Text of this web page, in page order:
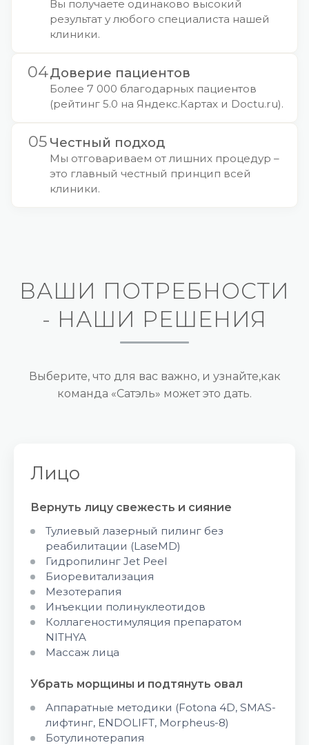
Вы получаете одинаково высокий
результат у любого специалиста нашей
клиники.
04Доверие пациентов
Более 7 000 благодарных пациентов
(рейтинг 5.0 на Яндекс.Картах и Doctu.ru).
05 Честный подход
Мы отговариваем от лишних процедур –
это главный честный принцип всей
клиники.
ВАШИ ПОТРЕБНОСТИ
- НАШИ РЕШЕНИЯ
Выберите, что для вас важно, и узнайте,как
команда «Сатэль» может это дать.
Лицо
Вернуть лицу свежесть и сияние
Тулиевый лазерный пилинг без
реабилитации (LaseMD)
Гидропилинг Jet Peel
Биоревитализация
Мезотерапия
Инъекции полинуклеотидов
Коллагеностимуляция препаратом
NITHYA
Массаж лица
Убрать морщины и подтянуть овал
Аппаратные методики (Fotona 4D, SMAS-
лифтинг, ENDOLIFT, Morpheus-8)
Ботулинотерапия